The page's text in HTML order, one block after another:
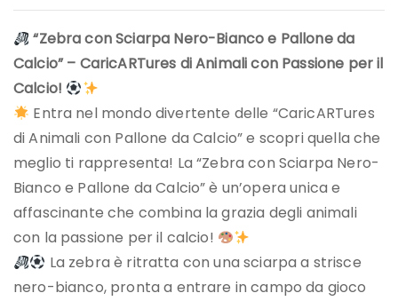
“Zebra con Sciarpa Nero-Bianco e Pallone da
Calcio” – CaricARTures di Animali con Passione per il
Calcio!
Entra nel mondo divertente delle “CaricARTures
di Animali con Pallone da Calcio” e scopri quella che
meglio ti rappresenta! La “Zebra con Sciarpa Nero-
Bianco e Pallone da Calcio” è un’opera unica e
affascinante che combina la grazia degli animali
con la passione per il calcio!
La zebra è ritratta con una sciarpa a strisce
nero-bianco, pronta a entrare in campo da gioco